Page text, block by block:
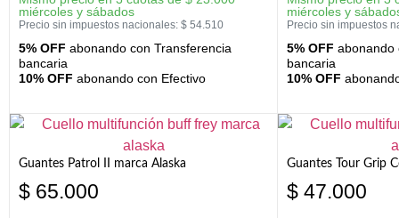
miércoles y sábados
Precio sin impuestos nacionales: $ 54.510
5% OFF abonando con Transferencia
bancaria
10% OFF abonando con Efectivo
miércoles y
Precio sin impuestos
5% OFF abonando
bancaria
10% OFF
Guantes Patrol II marca Alaska
$ 65.000
Guantes Tour Grip
$ 47.000